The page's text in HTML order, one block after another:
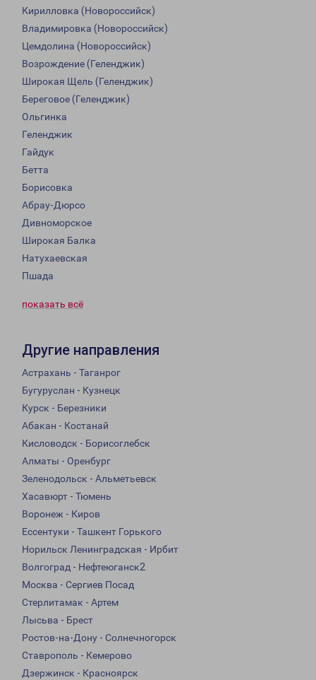
Кирилловка (Новороссийск)
Владимировка (Новороссийск)
Цемдолина (Новороссийск)
Возрождение (Геленджик)
Широкая Щель (Геленджик)
Береговое (Геленджик)
Ольгинка
Геленджик
Гайдук
Бетта
Борисовка
Абрау-Дюрсо
Дивноморское
Широкая Балка
Натухаевская
Пшада
показать всё
Другие направления
Астрахань - Таганрог
Бугуруслан - Кузнецк
Курск - Березники
Абакан - Костанай
Кисловодск - Борисоглебск
Алматы - Оренбург
Зеленодольск - Альметьевск
Хасавюрт - Тюмень
Воронеж - Киров
Ессентуки - Ташкент Горького
Норильск Ленинградская - Ирбит
Волгоград - Нефтеюганск2
Москва - Сергиев Посад
Стерлитамак - Артем
Лысьва - Брест
Ростов-на-Дону - Солнечногорск
Ставрополь - Кемерово
Дзержинск - Красноярск